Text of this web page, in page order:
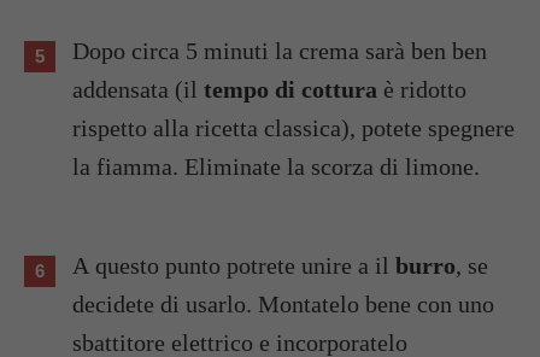
Dopo circa 5 minuti la crema sarà ben ben
addensata (il tempo di cottura è ridotto
rispetto alla ricetta classica), potete spegnere
la fiamma. Eliminate la scorza di limone.
A questo punto potrete unire a il burro, se
decidete di usarlo. Montatelo bene con uno
sbattitore elettrico e incorporatelo